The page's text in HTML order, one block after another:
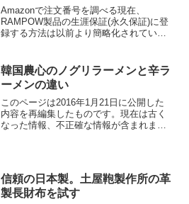
Amazonで注文番号を調べる現在、
RAMPOW製品の生涯保証(永久保証)に登
録する方法は以前より簡略化されていま
号の調べ方(スマートフォン)スマートフ
ォ...
韓国農心のノグリラーメンと辛ラ
ーメンの違い
このページは2016年1月21日に公開した
内容を再編集したものです。現在は古く
なった情報、不正確な情報が含まれま
信頼の日本製。土屋鞄製作所の革
製長財布を試す